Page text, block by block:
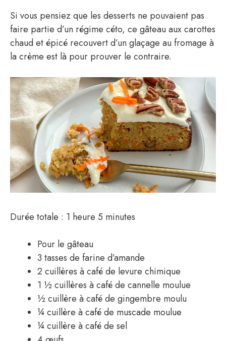
Si vous pensiez que les desserts ne pouvaient pas
faire partie d’un régime céto, ce gâteau aux carottes
chaud et épicé recouvert d’un glaçage au fromage à
la crème est là pour prouver le contraire.
Durée totale : 1 heure 5 minutes
Pour le gâteau
3 tasses de farine d’amande
2 cuillères à café de levure chimique
1 ½ cuillères à café de cannelle moulue
½ cuillère à café de gingembre moulu
¼ cuillère à café de muscade moulue
¼ cuillère à café de sel